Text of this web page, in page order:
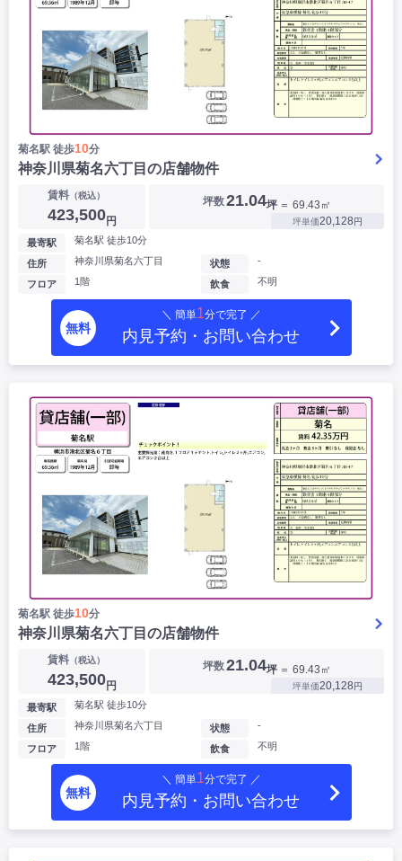
菊名駅 徒歩10分
神奈川県菊名六丁目の店舗物件
賃料（税込）
423,500円
坪数21.04坪 ＝ 69.43㎡
坪単価20,128円
最寄駅 菊名駅 徒歩10分
住所 神奈川県菊名六丁目
フロア 1階
状態 -
飲食 不明
無料
＼ 簡単1分で完了 ／
内見予約・お問い合わせ
菊名駅 徒歩10分
神奈川県菊名六丁目の店舗物件
賃料（税込）
423,500円
坪数21.04坪 ＝ 69.43㎡
坪単価20,128円
最寄駅 菊名駅 徒歩10分
住所 神奈川県菊名六丁目
フロア 1階
状態 -
飲食 不明
無料
＼ 簡単1分で完了 ／
内見予約・お問い合わせ